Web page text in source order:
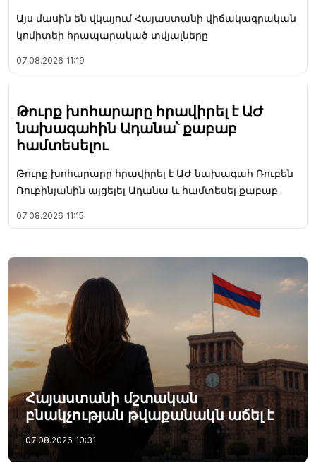
Այս մասին են վկայում Հայաստանի վիճակագրական
կոմիտեի հրապարակած տվյալները
07.08.2026 11:19
Թուրք խոհարարը հրավիրել է ԱԺ
նախագահին Ադանա՝ քաբաբ
համտեսելու
Թուրք խոհարարը հրավիրել է ԱԺ նախագահ Ռուբեն
Ռուբինյանին այցելել Ադանա և համտեսել քաբաբ
07.08.2026 11:15
Հայաստանի մշտական
բնակչության թվաքանակն աճել է
07.08.2026 10:31